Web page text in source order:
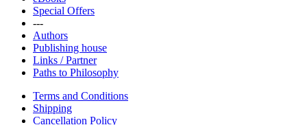
Special Offers
---
Authors
Publishing house
Links / Partner
Paths to Philosophy
Terms and Conditions
Shipping
Cancellation Policy